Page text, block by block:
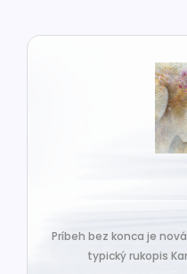
Príbeh bez konca je
typický rukopis